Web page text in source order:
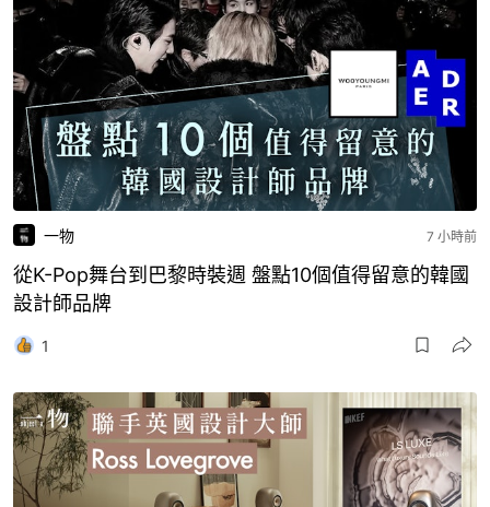
一物 7 小時前
從K-Pop舞台到巴黎時裝週 盤點10個值得留意的韓國
設計師品牌
1